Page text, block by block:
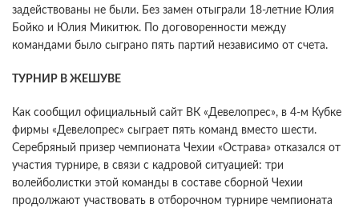
задействованы не были. Без замен отыграли 18-летние Юлия
Бойко и Юлия Микитюк. По договоренности между
командами было сыграно пять партий независимо от счета.
ТУРНИР В ЖЕШУВЕ
Как сообщил официальный сайт ВК «Девелопрес», в 4-м Кубке
фирмы «Девелопрес» сыграет пять команд вместо шести.
Серебряный призер чемпионата Чехии «Острава» отказался от
участия турнире, в связи с кадровой ситуацией: три
волейболистки этой команды в составе сборной Чехии
продолжают участвовать в отборочном турнире чемпионата